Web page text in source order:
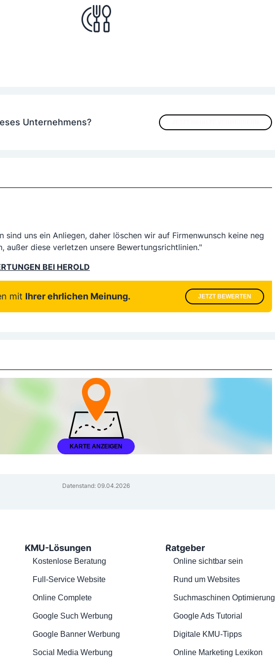
Unternehmens?
sind uns ein Anliegen, daher löschen wir auf Firmenwunsch keine neg
außer diese verletzen unsere Bewertungsrichtlinien."
BEI HEROLD
mit Ihrer ehrlichen Meinung. JETZT BEWERTEN
KARTE ANZEIGEN
Datenstand: 09.04.2026
KMU-Lösungen
Kostenlose Beratung
Full-Service Website
Online Complete
Google Such Werbung
Google Banner Werbung
Social Media Werbung
Ratgeber
Online sichtbar sein
Rund um Websites
Suchmaschinen Optimierung
Google Ads Tutorial
Digitale KMU-Tipps
Online Marketing Lexikon